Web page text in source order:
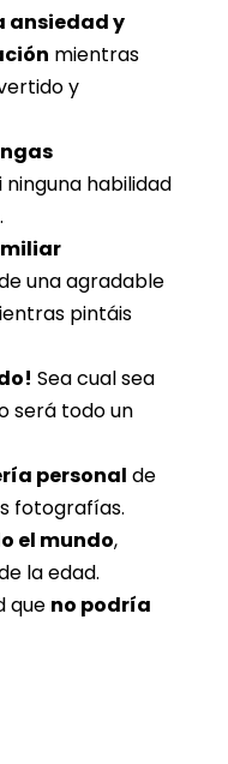
ansiedad y
mientras
y
ninguna habilidad
una agradable
pintáis
Sea cual sea
será todo un
personal de
fotografías.
el mundo,
la edad.
que no podría